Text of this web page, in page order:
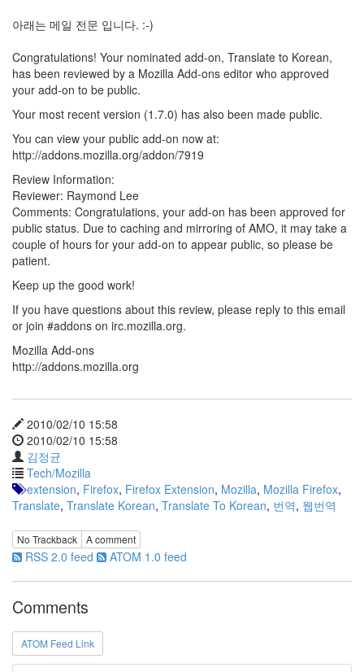
아래는 메일 전문 입니다. :-)
Congratulations! Your nominated add-on, Translate to Korean,
has been reviewed by a Mozilla Add-ons editor who approved
your add-on to be public.
Your most recent version (1.7.0) has also been made public.
You can view your public add-on now at:
http://addons.mozilla.org/addon/7919
Review Information:
Reviewer: Raymond Lee
Comments: Congratulations, your add-on has been approved for
public status. Due to caching and mirroring of AMO, it may take a
couple of hours for your add-on to appear public, so please be
patient.
Keep up the good work!
If you have questions about this review, please reply to this email
or join #addons on irc.mozilla.org.
Mozilla Add-ons
http://addons.mozilla.org
2010/02/10 15:58
2010/02/10 15:58
김정균
Tech/Mozilla
extension, Firefox, Firefox Extension, Mozilla, Mozilla Firefox,
Translate, Translate Korean, Translate To Korean, 번역, 웹번역
No Trackback A comment
RSS 2.0 feed ATOM 1.0 feed
Comments
ATOM Feed Link
0
품
리
뷰
Recent
Posts
Daweikala
AA
1.5V
Li-
ion
3800...
김
정
균
AA
1.5V
Li-
ion
1280...
1
by
김
정
균
BASMAN
AA1650
방
전
테